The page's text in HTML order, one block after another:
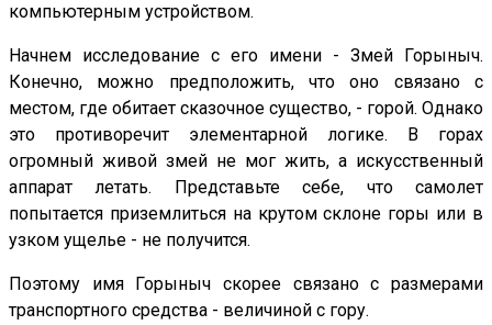
компьютерным устройством.
Начнем исследование с его имени - Змей Горыныч.
Конечно, можно предположить, что оно связано с
местом, где обитает сказочное существо, - горой. Однако
это противоречит элементарной логике. В горах
огромный живой змей не мог жить, а искусственный
аппарат летать. Представьте себе, что самолет
попытается приземлиться на крутом склоне горы или в
узком ущелье - не получится.
Поэтому имя Горыныч скорее связано с размерами
транспортного средства - величиной с гору.